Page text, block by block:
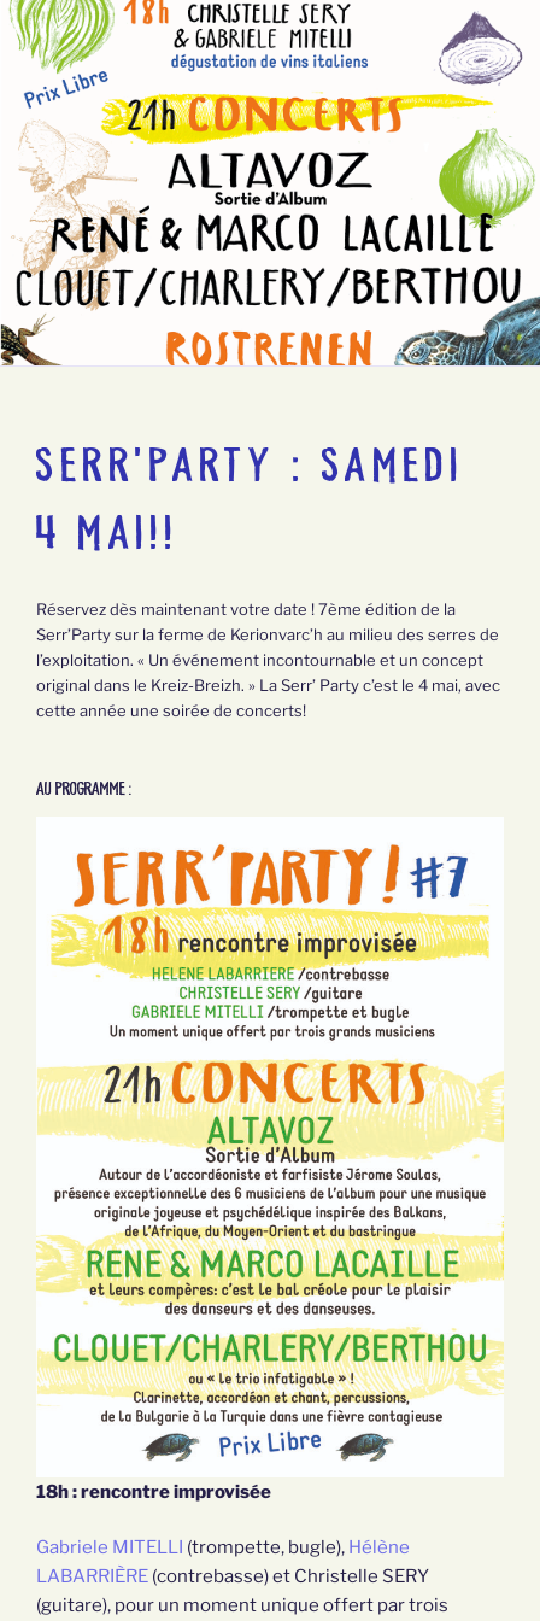
SERR’PARTY : SAMEDI
4 MAI!!
Réservez dès maintenant votre date ! 7ème édition de la
Serr’Party sur la ferme de Kerionvarc’h au milieu des serres de
l’exploitation. « Un événement incontournable et un concept
original dans le Kreiz-Breizh. » La Serr’ Party c’est le 4 mai, avec
cette année une soirée de concerts!
Au programme :
18h : rencontre improvisée
Gabriele MITELLI (trompette, bugle), Hélène
LABARRIÈRE (contrebasse) et Christelle SERY
(guitare), pour un moment unique offert par trois